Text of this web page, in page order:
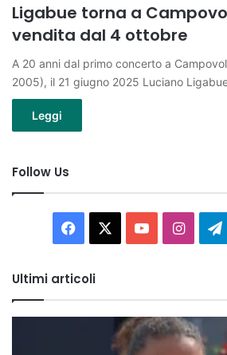
Ligabue torna a
vendita dal 4 ottobre
A 20 anni dal primo concerto a
2005), il 21 giugno 2025 Luciano
Leggi
Follow Us
Facebook You
Ultimi articoli